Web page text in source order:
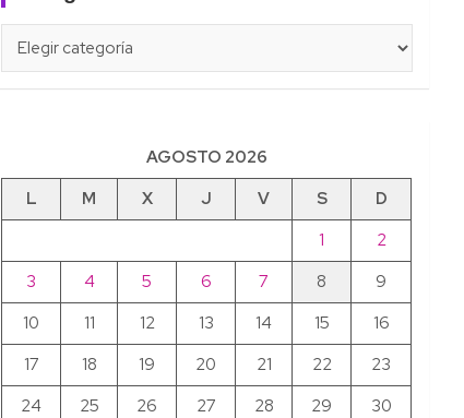
AGOSTO 2026
L
M X J V S
D
1
2
3
4 5 6 7 8
9
10
11 12 13 14 15
16
17
18 19 20 21 22
23
24
25 26 27 28 29
30